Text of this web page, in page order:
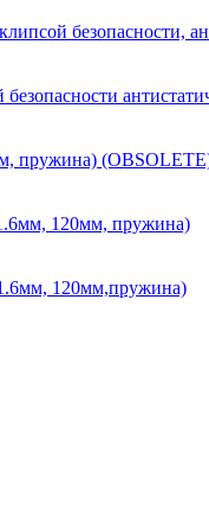
безопасности,
пружина)
120мм, пружина)
120мм,пружина)